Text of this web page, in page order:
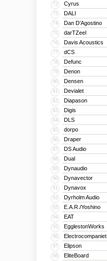
72 Cyrus
73 DALI
74 Dan D’Agostino
75 darTZeel
76 Davis Acoustics
77 dCS
78 Defunc
79 Denon
80 Densen
81 Devialet
82 Diapason
83 Digis
84 DLS
85 dorpo
86 Draper
87 DS Audio
88 Dual
89 Dynaudio
90 Dynavector
91 Dynavox
92 Dyrholm Audio
93 E.A.R./Yoshino
94 EAT
95 EgglestonWorks
96 Electrocompaniet
97 Elipson
98 EliteBoard